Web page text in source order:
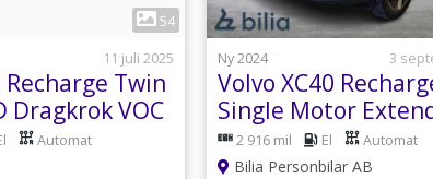
54
11 juli 2025
Recharge Twin
Dragkrok VOC
Automat
Ny 2024
3
Volvo XC40
Single Motor
Range Core SE
2 916 mil El Automat
Bilia Personbilar AB